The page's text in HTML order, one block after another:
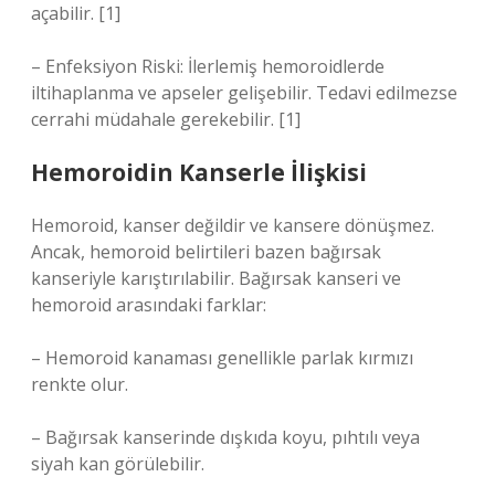
açabilir. [1]
– Enfeksiyon Riski: İlerlemiş hemoroidlerde
iltihaplanma ve apseler gelişebilir. Tedavi edilmezse
cerrahi müdahale gerekebilir. [1]
Hemoroidin Kanserle İlişkisi
Hemoroid, kanser değildir ve kansere dönüşmez.
Ancak, hemoroid belirtileri bazen bağırsak
kanseriyle karıştırılabilir. Bağırsak kanseri ve
hemoroid arasındaki farklar:
– Hemoroid kanaması genellikle parlak kırmızı
renkte olur.
– Bağırsak kanserinde dışkıda koyu, pıhtılı veya
siyah kan görülebilir.